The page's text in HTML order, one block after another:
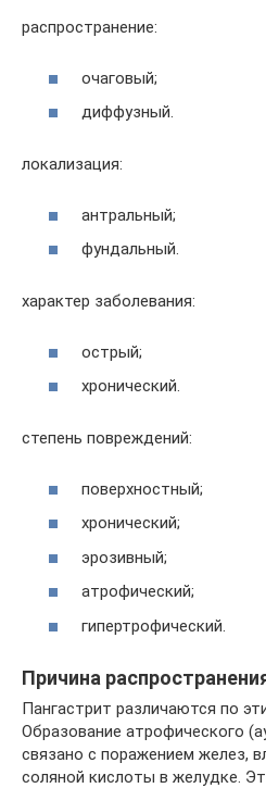
распространение:
очаговый;
диффузный.
локализация:
антральный;
фундальный.
характер заболевания:
острый;
хронический.
степень повреждений:
поверхностный;
хронический;
эрозивный;
атрофический;
гипертрофический.
Причина
Пангастрит различаются по
Образование атрофического
связано с поражением желез,
соляной кислоты в желудке.